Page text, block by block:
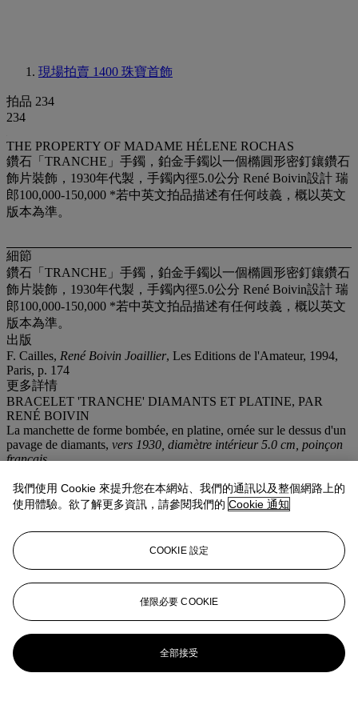
現場拍賣 1400 珠寶首飾
拍品 234
234
THE PROPERTY OF MADAME HÉLENE ROCHAS
鑽石「TRANCHE」手鐲，鉑金手鐲以一個橢圓形密釘鑲鑽石
飾片裝飾，1930年代製，手鐲內徑5.0公分 René Boivin設計 瑞
郎100,000-150,000 *若中英文拍品描述有任何歧義，概以英文
版本為準。
細節
鑽石「TRANCHE」手鐲，鉑金手鐲以一個橢圓形密釘鑲鑽石
飾片裝飾，1930年代製，手鐲內徑5.0公分 René Boivin設計 瑞
郎100,000-150,000 *若中英文拍品描述有任何歧義，概以英文
版本為準。
出版
F. Cailles, René Boivin Joaillier, Les Editions de l'Amateur, 1994,
Paris, p. 174
更多詳情
BRACELET 'TRANCHE' DIAMANTS ET PLATINE, PAR
RENÉ BOIVIN
La manchette de forme bombée, en platine, ornée sur le dessus d'un
pavage de diamants, vers 1930, diamètre intérieur 5.0 cm, poinçon
français
Poinçon de Maître de René Boivin
查看全部
我們使用 Cookie 來提升您在本網站、我們的通訊以及整個網路上的
使用體驗。欲了解更多資訊，請參閱我們的 Cookie 通知
COOKIE 設定
僅限必要 COOKIE
全部接受